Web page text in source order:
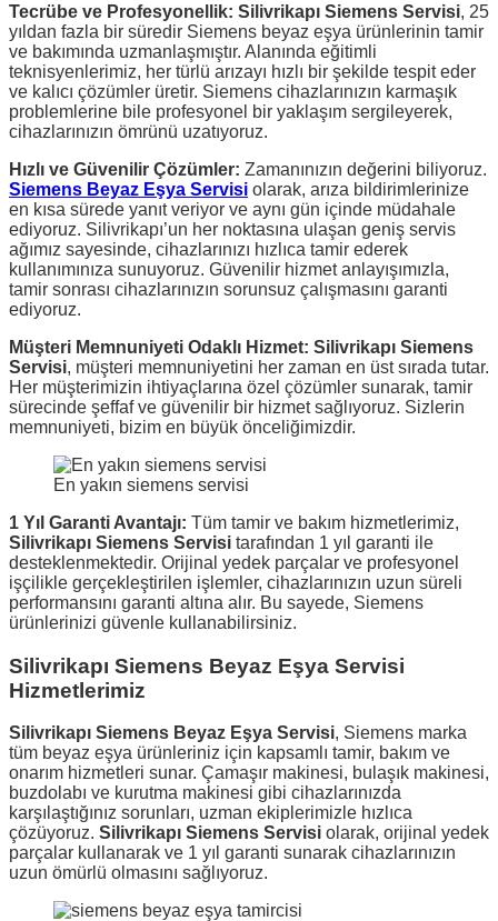
Tecrübe ve Profesyonellik: Silivrikapı Siemens Servisi, 25
yıldan fazla bir süredir Siemens beyaz eşya ürünlerinin tamir
ve bakımında uzmanlaşmıştır. Alanında eğitimli
teknisyenlerimiz, her türlü arızayı hızlı bir şekilde tespit eder
ve kalıcı çözümler üretir. Siemens cihazlarınızın karmaşık
problemlerine bile profesyonel bir yaklaşım sergileyerek,
cihazlarınızın ömrünü uzatıyoruz.
Hızlı ve Güvenilir Çözümler: Zamanınızın değerini biliyoruz.
Siemens Beyaz Eşya Servisi olarak, arıza bildirimlerinize
en kısa sürede yanıt veriyor ve aynı gün içinde müdahale
ediyoruz. Silivrikapı’un her noktasına ulaşan geniş servis
ağımız sayesinde, cihazlarınızı hızlıca tamir ederek
kullanımınıza sunuyoruz. Güvenilir hizmet anlayışımızla,
tamir sonrası cihazlarınızın sorunsuz çalışmasını garanti
ediyoruz.
Müşteri Memnuniyeti Odaklı Hizmet: Silivrikapı Siemens
Servisi, müşteri memnuniyetini her zaman en üst sırada tutar.
Her müşterimizin ihtiyaçlarına özel çözümler sunarak, tamir
sürecinde şeffaf ve güvenilir bir hizmet sağlıyoruz. Sizlerin
memnuniyeti, bizim en büyük önceliğimizdir.
En yakın siemens servisi
1 Yıl Garanti Avantajı: Tüm tamir ve bakım hizmetlerimiz,
Silivrikapı Siemens Servisi tarafından 1 yıl garanti ile
desteklenmektedir. Orijinal yedek parçalar ve profesyonel
işçilikle gerçekleştirilen işlemler, cihazlarınızın uzun süreli
performansını garanti altına alır. Bu sayede, Siemens
ürünlerinizi güvenle kullanabilirsiniz.
Silivrikapı Siemens Beyaz Eşya Servisi
Hizmetlerimiz
Silivrikapı Siemens Beyaz Eşya Servisi, Siemens marka
tüm beyaz eşya ürünleriniz için kapsamlı tamir, bakım ve
onarım hizmetleri sunar. Çamaşır makinesi, bulaşık makinesi,
buzdolabı ve kurutma makinesi gibi cihazlarınızda
karşılaştığınız sorunları, uzman ekiplerimizle hızlıca
çözüyoruz. Silivrikapı Siemens Servisi olarak, orijinal yedek
parçalar kullanarak ve 1 yıl garanti sunarak cihazlarınızın
uzun ömürlü olmasını sağlıyoruz.